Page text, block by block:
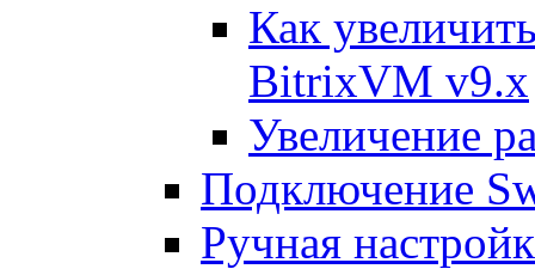
Как
BitrixVM v9.x
Увеличение
Подключение
Ручная